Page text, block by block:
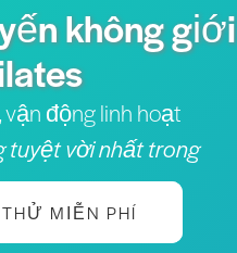
không giới
động linh hoạt
tuyệt vời nhất trong
MIỄN PHÍ